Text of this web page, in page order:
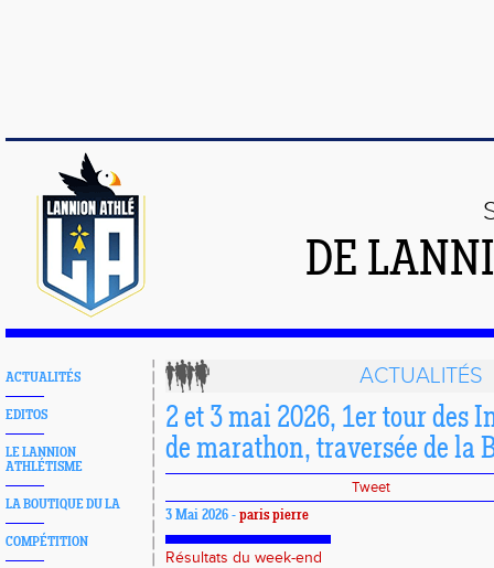
DE
ACTUALITÉS
EDITOS
LE LANNION
ATHLÉTISME
LA BOUTIQUE DU LA
COMPÉTITION
ACTUALITÉS
2 et 3 mai 2026, 1er tour des
de marathon, traversée de la
Tweet
3 Mai 2026 - paris pierre
Résultats du week-end